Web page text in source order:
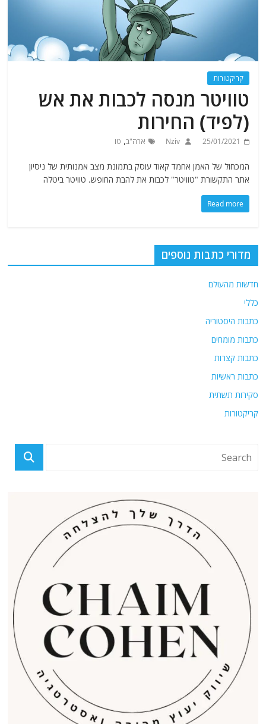
קריקטורות
טוויטר מנסה לכבות את אש
(לפיד) החירות
25/01/2021
Nziv ארה"ב, טו
המכחול של האמן אחמד קאוד עוסק בתמונת מצב אמנותית של ניסיון
אתר התקשורת "טוויטר" לכבות את להבת החופש. טוויטר ביטלה
Read more
מדורי כתבות נוספים
חדשות מהעולם
כללי
כתבות היסטוריה
כתבות מומחים
כתבות קצרות
כתבות ראשיות
סקירות תשתית
קריקטורות